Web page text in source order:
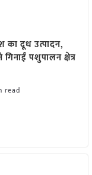
का दूध उत्पादन,
पशुपालन क्षेत्र
read